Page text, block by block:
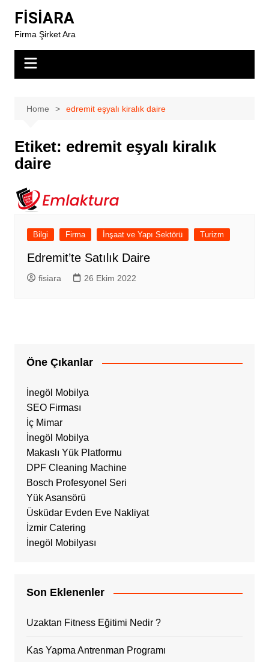
content
FİSİARA
Firma Şirket Ara
Home edremit eşyalı kiralık daire
Etiket: edremit eşyalı kiralık
daire
Bilgi Firma İnşaat ve Yapı Sektörü Turizm
Edremit’te Satılık Daire
fisiara 26 Ekim 2022
Öne Çıkanlar
İnegöl Mobilya
SEO Firması
İç Mimar
İnegöl Mobilya
Makaslı Yük Platformu
DPF Cleaning Machine
Bosch Profesyonel Seri
Yük Asansörü
Üsküdar Evden Eve Nakliyat
İzmir Catering
İnegöl Mobilyası
Son Eklenenler
Uzaktan Fitness Eğitimi Nedir ?
Kas Yapma Antrenman Programı